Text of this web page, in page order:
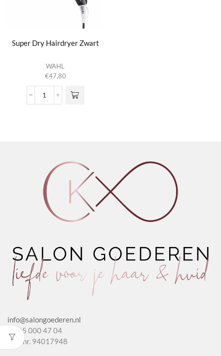
Super Dry Hairdryer Zwart
WAHL
€47,80
Super
info@salongoederen.nl
T 085 000 47 04
KvK nr. 94017948